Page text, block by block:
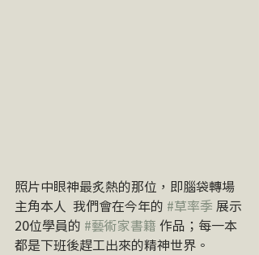
照片中眼神最炙熱的那位，即腦袋轉場
主角本人  我們會在今年的 #草率季 展示
20位學員的 #藝術家書籍 作品；每一本
都是下班後趕工出來的精神世界。